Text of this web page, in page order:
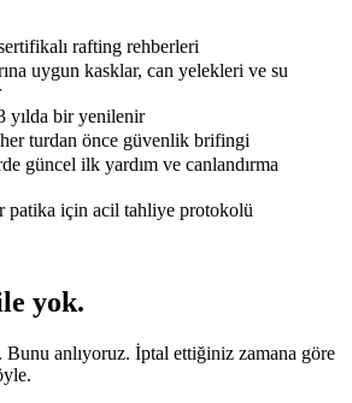
rafting rehberleri
uygun kasklar, can yelekleri ve su
yılda bir yenilenir
turdan önce güvenlik brifingi
güncel ilk yardım ve canlandırma
patika için acil tahliye protokolü
yok.
Bunu anlıyoruz. İptal ettiğiniz zamana göre